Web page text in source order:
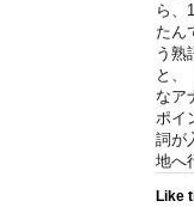
ら、
たん
う熟
と、
なア
ポイ
詞が
地へ
Like